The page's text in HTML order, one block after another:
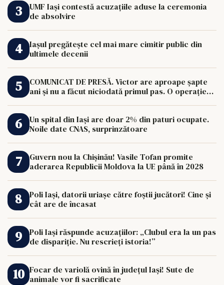
UMF Iași contestă acuzațiile aduse la ceremonia
de absolvire
Iașul pregătește cel mai mare cimitir public din
ultimele decenii
COMUNICAT DE PRESĂ. Victor are aproape șapte
ani și nu a făcut niciodată primul pas. O operație
Un spital din Iași are doar 2% din paturi ocupate.
Noile date CNAS, surprinzătoare
Guvern nou la Chișinău! Vasile Tofan promite
aderarea Republicii Moldova la UE până în 2028
Poli Iași, datorii uriașe către foștii jucători! Cine și
cât are de încasat
Poli Iași răspunde acuzațiilor: „Clubul era la un pas
de dispariție. Nu rescrieți istoria!”
Focar de variolă ovină în județul Iași! Sute de
animale vor fi sacrificate